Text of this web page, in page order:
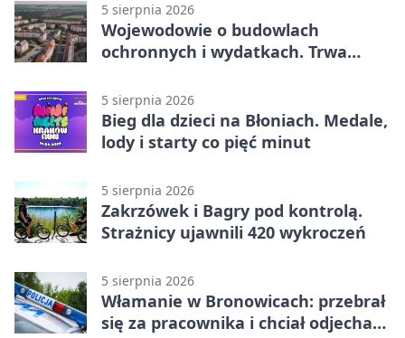
5 sierpnia 2026
Wojewodowie o budowlach
ochronnych i wydatkach. Trwa
5 sierpnia 2026
Bieg dla dzieci na Błoniach. Medale,
lody i starty co pięć minut
5 sierpnia 2026
Zakrzówek i Bagry pod kontrolą.
Strażnicy ujawnili 420 wykroczeń
5 sierpnia 2026
Włamanie w Bronowicach: przebrał
się za pracownika i chciał odjechać